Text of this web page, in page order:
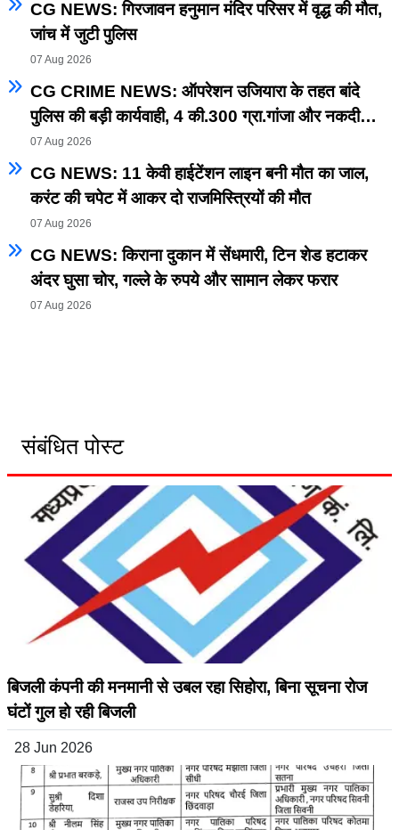
CG NEWS: गिरजावन हनुमान मंदिर परिसर में वृद्ध की मौत,
जांच में जुटी पुलिस
07 Aug 2026
CG CRIME NEWS: ऑपरेशन उजियारा के तहत बांदे
पुलिस की बड़ी कार्यवाही, 4 की.300 ग्रा.गांजा और नकदी
समेत आरोपी गिरफ्तार
07 Aug 2026
CG NEWS: 11 केवी हाईटेंशन लाइन बनी मौत का जाल,
करंट की चपेट में आकर दो राजमिस्त्रियों की मौत
07 Aug 2026
CG NEWS: किराना दुकान में सेंधमारी, टिन शेड हटाकर
अंदर घुसा चोर, गल्ले के रुपये और सामान लेकर फरार
07 Aug 2026
संबंधित पोस्ट
बिजली कंपनी की मनमानी से उबल रहा सिहोरा, बिना सूचना रोज
घंटों गुल हो रही बिजली
28 Jun 2026